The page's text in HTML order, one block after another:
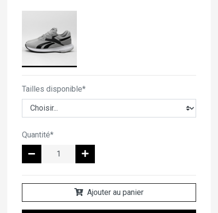
Tailles disponible*
Quantité*
Ajouter au panier